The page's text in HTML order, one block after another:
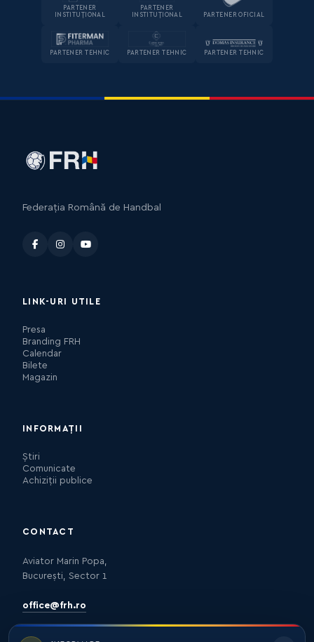
PARTENER
INSTITUȚIONAL
PARTENER
INSTITUȚIONAL
PARTENER OFICIAL
PARTENER TEHNIC PARTENER TEHNIC PARTENER TEHNIC
Federația Română de Handbal
LINK-URI UTILE
Presa
Branding FRH
Calendar
Bilete
Magazin
INFORMAȚII
Știri
Comunicate
Achiziții publice
CONTACT
Aviator Marin Popa,
București, Sector 1
office@frh.ro